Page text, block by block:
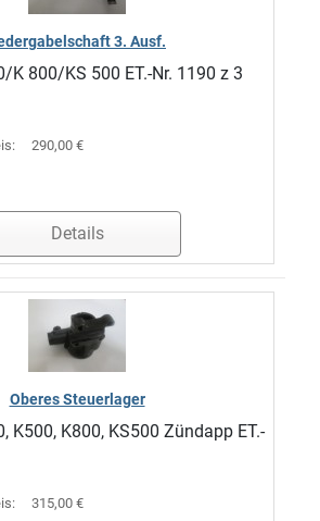
3. Ausf.
K 800/KS 500 ET.-Nr. 1190 z 3
290,00 €
Details
Oberes Steuerlager
K500, K800, KS500 Zündapp ET.-
315,00 €